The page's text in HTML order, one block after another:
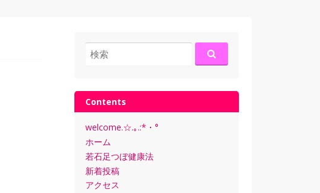
検
索:
Contents
welcome.☆.｡.:*・°
ホーム
若石足つぼ健康法
新着投稿
アクセス